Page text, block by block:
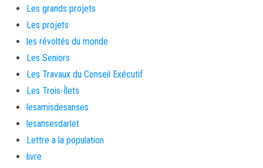
Les grands projets
Les projets
les révoltés du monde
Les Seniors
Les Travaux du Conseil Exécutif
Les Trois-Îlets
lesamisdesanses
lesansesdarlet
Lettre a la population
livre